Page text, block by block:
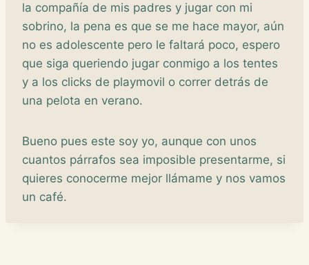
la compañía de mis padres y jugar con mi
sobrino, la pena es que se me hace mayor, aún
no es adolescente pero le faltará poco, espero
que siga queriendo jugar conmigo a los tentes
y a los clicks de playmovil o correr detrás de
una pelota en verano.
Bueno pues este soy yo, aunque con unos
cuantos párrafos sea imposible presentarme, si
quieres conocerme mejor llámame y nos vamos
un café.